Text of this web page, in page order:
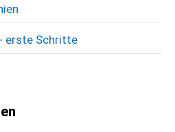
erste Schritte